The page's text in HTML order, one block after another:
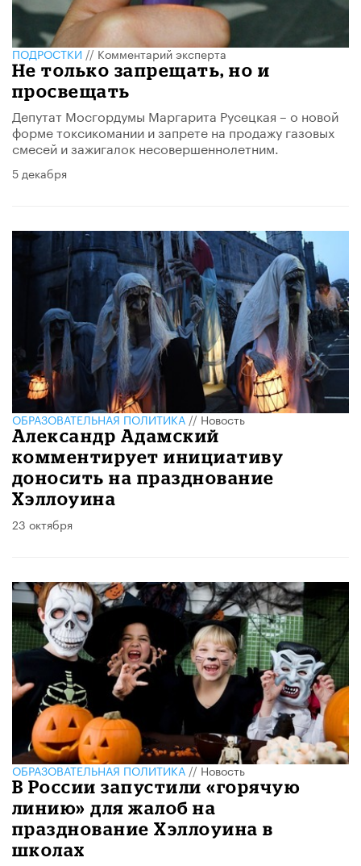
ПОДРОСТКИ//Комментарий эксперта
Не только запрещать, но и
просвещать
Депутат Мосгордумы Маргарита Русецкая – о новой
форме токсикомании и запрете на продажу газовых
смесей и зажигалок несовершеннолетним.
5 декабря
ОБРАЗОВАТЕЛЬНАЯ ПОЛИТИКА//Новость
Александр Адамский
комментирует инициативу
доносить на празднование
Хэллоуина
23 октября
ОБРАЗОВАТЕЛЬНАЯ ПОЛИТИКА//Новость
В России запустили «горячую
линию» для жалоб на
празднование Хэллоуина в
школах